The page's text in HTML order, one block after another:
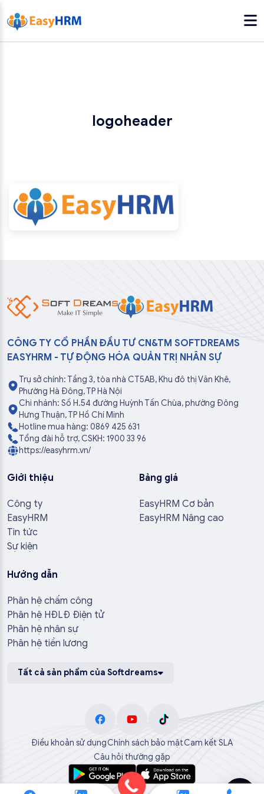
logoheader
CÔNG TY CỔ PHẦN ĐẦU TƯ CN&TM SOFTDREAMS
EASYHRM - TỰ ĐỘNG HÓA QUẢN TRỊ NHÂN SỰ
Trụ sở chính: Tầng 3, tòa nhà CT5AB, Khu đô thị Văn Khê,
Phường Hà Đông, TP Hà Nội
Chi nhánh: Số H.54 đường Huỳnh Tấn Chùa, phường Đông
Hưng Thuận, TP Hồ Chí Minh
Hotline mua hàng: 0869 425 631
Tổng đài hỗ trợ, CSKH: 1900 33 96
https://easyhrm.vn/
Giới thiệu
Công ty
EasyHRM
Tin tức
Sự kiện
Bảng giá
EasyHRM Cơ bản
EasyHRM Nâng cao
Hướng dẫn
Phân hệ chấm công
Phân hệ HĐLĐ Điện tử
Phân hệ nhân sự
Phân hệ tiền lương
Tất cả sản phẩm của Softdreams
Điều khoản sử dụngChính sách bảo mậtCam kết SLA
Câu hỏi thường gặp